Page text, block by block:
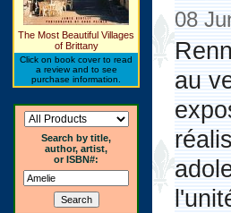
The Most Beautiful Villages
of Brittany
Click on book cover to read
a review and to see
purchase information.
Search by title,
author, artist,
or ISBN#:
08
au